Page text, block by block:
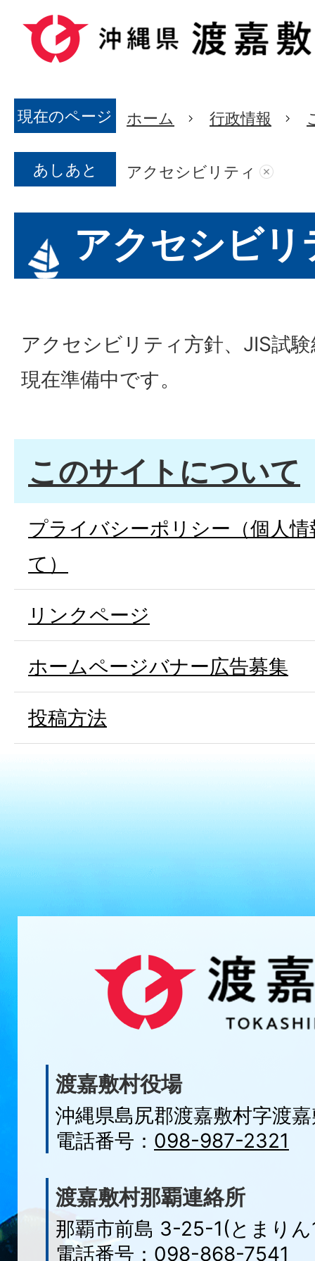
現在のページ ホーム 行政情報
あしあと アクセシビリティ
アクセシビリ
アクセシビリティ方針、JIS試
現在準備中です。
このサイトについて
プライバシーポリシー（個人
て）
リンクページ
ホームページバナー広告募集
投稿方法
渡嘉敷村役場
沖縄県島尻郡渡嘉敷村字渡
電話番号： 098-987-2321
渡嘉敷村那覇連絡所
那覇市前島 3-25-1(とまりん
電話番号： 098-868-7541